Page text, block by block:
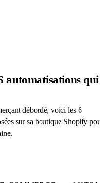
automatisations
débordé, voici les 6
sur sa boutique Shopify